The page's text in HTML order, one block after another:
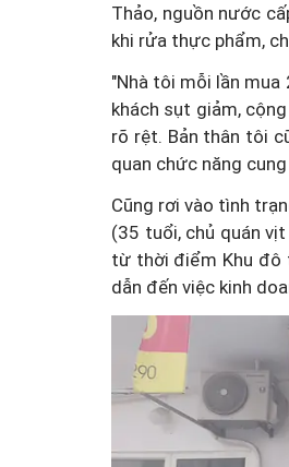
Thảo, nguồn nước
khi rửa thực phẩm,
"Nhà tôi mỗi lần
khách sụt giảm,
rõ rệt. Bản thân tôi
quan chức năng
Cũng rơi vào tình
(35 tuổi, chủ quán
từ thời điểm Khu đô
dẫn đến việc kinh